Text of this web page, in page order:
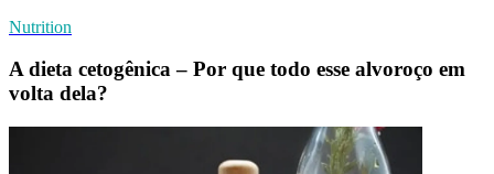
Nutrition
A dieta cetogênica – Por que todo esse alvoroço em
volta dela?